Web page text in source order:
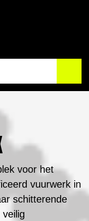
voor het
vuurwerk in
schitterende